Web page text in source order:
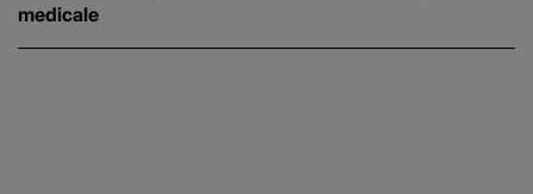
medicale